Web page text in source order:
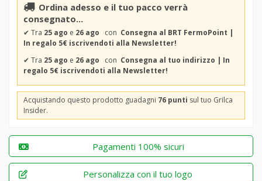
Ordina adesso e il tuo pacco verrà
consegnato...
✔ Tra 25 ago e 26 ago con Consegna al BRT FermoPoint |
In regalo 5€ iscrivendoti alla Newsletter!
✔ Tra 25 ago e 26 ago con Consegna al tuo indirizzo | In
regalo 5€ iscrivendoti alla Newsletter!
Acquistando questo prodotto guadagni 76 punti sul tuo Grilca
Insider.
Pagamenti 100% sicuri
Personalizza con il tuo logo